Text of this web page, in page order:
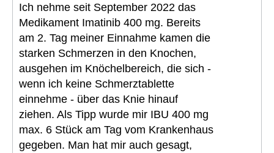
Ich nehme seit September 2022 das
Medikament Imatinib 400 mg. Bereits
am 2. Tag meiner Einnahme kamen die
starken Schmerzen in den Knochen,
ausgehen im Knöchelbereich, die sich -
wenn ich keine Schmerztablette
einnehme - über das Knie hinauf
ziehen. Als Tipp wurde mir IBU 400 mg
max. 6 Stück am Tag vom Krankenhaus
gegeben. Man hat mir auch gesagt,